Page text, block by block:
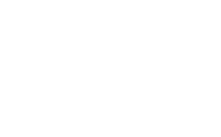
?hotel=1